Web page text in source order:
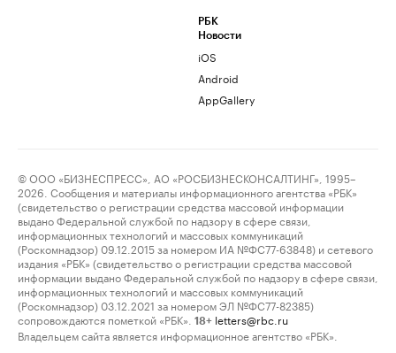
РБК
Новости
iOS
Android
AppGallery
© ООО «БИЗНЕСПРЕСС», АО «РОСБИЗНЕСКОНСАЛТИНГ», 1995–
2026. Сообщения и материалы информационного агентства «РБК»
(свидетельство о регистрации средства массовой информации
выдано Федеральной службой по надзору в сфере связи,
информационных технологий и массовых коммуникаций
(Роскомнадзор) 09.12.2015 за номером ИА №ФС77-63848) и сетевого
издания «РБК» (свидетельство о регистрации средства массовой
информации выдано Федеральной службой по надзору в сфере связи,
информационных технологий и массовых коммуникаций
(Роскомнадзор) 03.12.2021 за номером ЭЛ №ФС77-82385)
сопровождаются пометкой «РБК».
18+ letters@rbc.ru
Владельцем сайта является информационное агентство «РБК».